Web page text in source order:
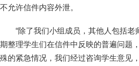
不允许信件内容外泄。
“除了我们小组成员，其他人包括
期整理学生们在信件中反映的普遍问题
殊的紧急情况，我们经过咨询学生意见